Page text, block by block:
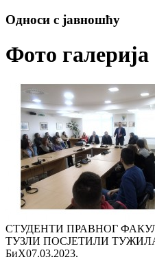
Односи с јавношћу
Фото галерија
СТУДЕНТИ ПРАВНОГ
ТУЗЛИ ПОСЈЕТИЛИ
БиХ07.03.2023.